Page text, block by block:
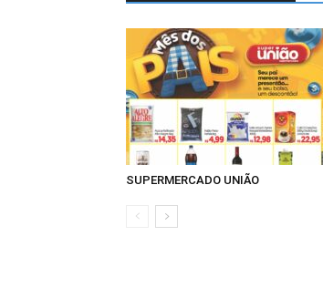
SUPERMERCADO UNIÃO